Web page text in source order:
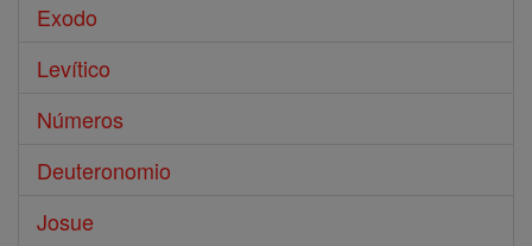
Exodo
Levítico
Números
Deuteronomio
Josue